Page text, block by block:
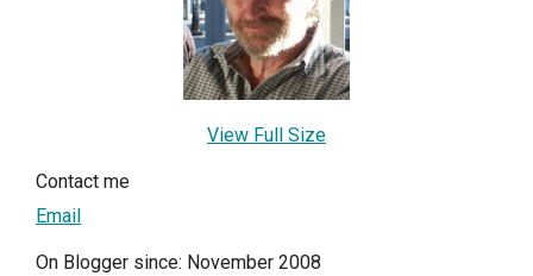
View Full Size
Contact me
Email
On Blogger since: November 2008